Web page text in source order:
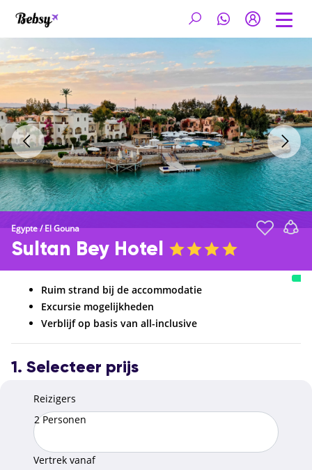
Egypte/El Gouna
Sultan Bey Hotel
Ruim strand bij de accommodatie
Excursie mogelijkheden
Verblijf op basis van all-inclusive
1. Selecteer prijs
Reizigers
2 Personen
Vertrek vanaf